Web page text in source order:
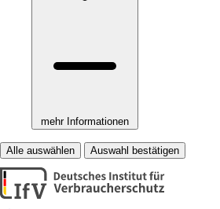
mehr Informationen
Alle auswählen Auswahl bestätigen